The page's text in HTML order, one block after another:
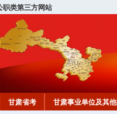
职类第三方网站
甘肃省考 甘肃事业单位及其